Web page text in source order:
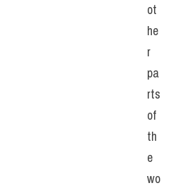
ot
he
r
pa
rts
of
th
e
wo